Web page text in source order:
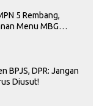
5 Rembang,
Menu MBG
BPJS, DPR: Jangan
Diusut!